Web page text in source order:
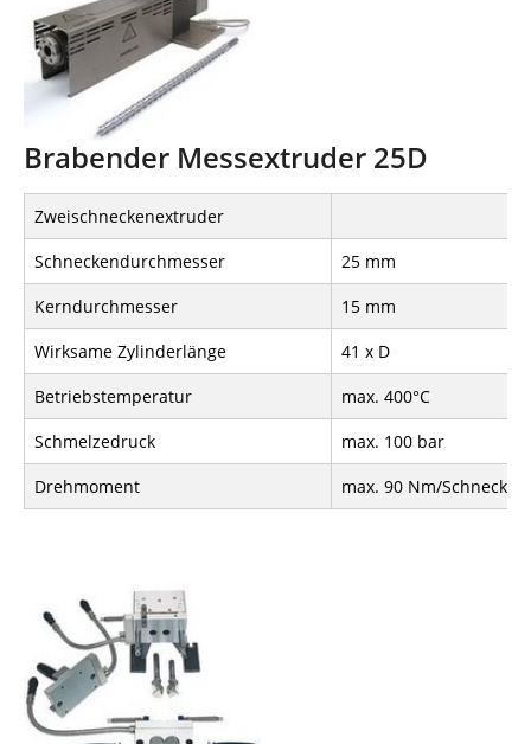
Brabender Messextruder 25D
Zweischneckenextruder
Schneckendurchmesser
25 mm
Kerndurchmesser
15 mm
Wirksame Zylinderlänge
41 x D
Betriebstemperatur
max. 400°C
Schmelzedruck
max. 100 bar
Drehmoment
max. 90 Nm/Schnecke